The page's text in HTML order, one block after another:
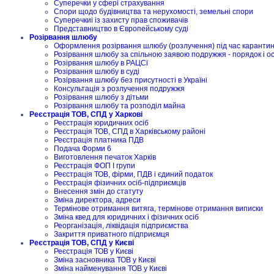
Суперечки у сфері страхування
Спори щодо будівництва та нерухомості, земельні спори
Суперечкиі із захисту прав споживачів
Представництво в Європейському суді
Розірвання шлюбу
Оформлення розірвання шлюбу (розлучення) під час
Розірвання шлюбу за спільною заявою подружжя - порядок і
Розірвання шлюбу в РАЦСі
Розірвання шлюбу в суді
Розірвання шлюбу без присутності в Україні
Консультація з розлучення подружжя
Розірвання шлюбу з дітьми
Розірвання шлюбу та розподіл майна
Реєстрація ТОВ, СПД у Харкові
Реєстрація юридичних осіб
Реєстрація ТОВ, СПД в Харківському районі
Реєстрація платника ПДВ
Подача Форми 6
Виготовлення печаток Харків
Реєстрація ФОП I групи
Реєстрація ТОВ, фірми, ПДВ і єдиний податок
Реєстрація фізичних осіб-підприємців
Внесення змін до статуту
Зміна директора, адреси
Термінове отримання витяга, термінове отримання виписки
Зміна квед для юридичних і фізичних осіб
Реорганізація, ліквідація підприємства
Закриття приватного підприємця
Реєстрація ТОВ, СПД у Києві
Реєстрація ТОВ у Києві
Зміна засновника ТОВ у Києві
Зміна найменування ТОВ у Києві